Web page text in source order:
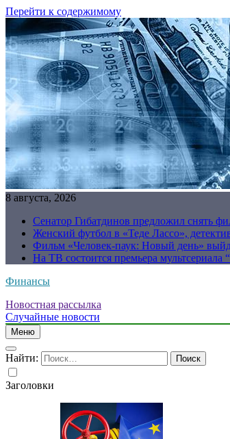
Перейти к содержимому
8 августа, 2026
Сенатор Гибатдинов предложил снять
Женский футбол в «Теде Лассо»,
Фильм «Человек-паук: Новый день»
На ТВ состоится премьера
Финансы
Новостная рассылка
Случайные новости
Меню
Найти:
Заголовки